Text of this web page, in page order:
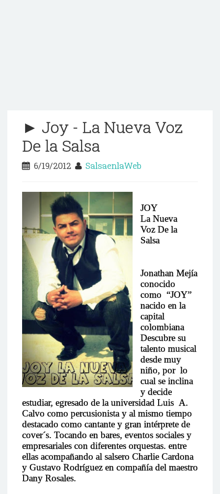
► Joy - La Nueva Voz
De la Salsa
6/19/2012 SalsaenlaWeb
JOY
La Nueva
Voz De la
Salsa
Jonathan Mejía
conocido
como “JOY”
nacido en la
capital
colombiana
Descubre su
talento musical
desde muy
niño, por lo
cual se inclina
y decide
estudiar, egresado de la universidad Luis A.
Calvo como percusionista y al mismo tiempo
destacado como cantante y gran intérprete de
cover´s. Tocando en bares, eventos sociales y
empresariales con diferentes orquestas. entre
ellas acompañando al salsero Charlie Cardona
y Gustavo Rodríguez en compañía del maestro
Dany Rosales.